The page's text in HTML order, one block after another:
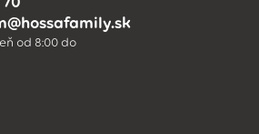
od 8:00 do